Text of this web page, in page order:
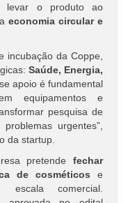
levar o produto ao
economia circular e
incubação da Coppe,
Saúde, Energia,
apoio é fundamental
equipamentos e
pesquisa de
urgentes”,
da startup.
pretende fechar
de cosméticos e
comercial.